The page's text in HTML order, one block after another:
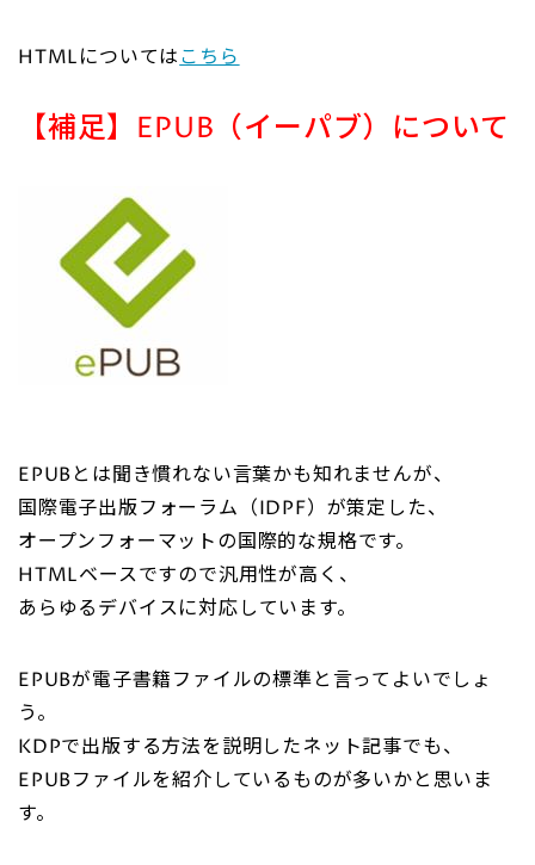
HTMLについてはこちら
【補足】EPUB（イーパブ）について
EPUBとは聞き慣れない言葉かも知れませんが、
国際電子出版フォーラム（IDPF）が策定した、
オープンフォーマットの国際的な規格です。
HTMLベースですので汎用性が高く、
あらゆるデバイスに対応しています。
EPUBが電子書籍ファイルの標準と言ってよいでしょ
う。
KDPで出版する方法を説明したネット記事でも、
EPUBファイルを紹介しているものが多いかと思いま
す。